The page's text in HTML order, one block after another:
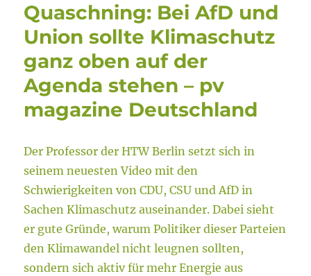
Quaschning: Bei AfD und
Union sollte Klimaschutz
ganz oben auf der
Agenda stehen – pv
magazine Deutschland
Der Professor der HTW Berlin setzt sich in
seinem neuesten Video mit den
Schwierigkeiten von CDU, CSU und AfD in
Sachen Klimaschutz auseinander. Dabei sieht
er gute Gründe, warum Politiker dieser Parteien
den Klimawandel nicht leugnen sollten,
sondern sich aktiv für mehr Energie aus